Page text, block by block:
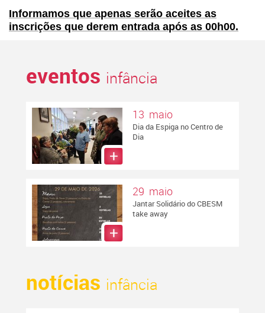
Informamos que apenas serão aceites as
inscrições que derem entrada após as 00h00.
eventos infância
13 maio
Dia da Espiga no Centro de
Dia
29 maio
Jantar Solidário do CBESM
take away
notícias infância